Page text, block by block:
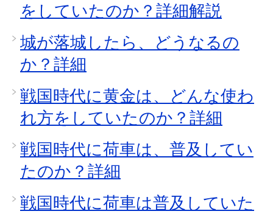
をしていたのか？詳細解説
城が落城したら、どうなるの
か？詳細
戦国時代に黄金は、どんな使わ
れ方をしていたのか？詳細
戦国時代に荷車は、普及してい
たのか？詳細
戦国時代に荷車は普及していた